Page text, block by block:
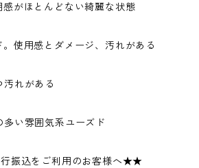
がほとんどない綺麗な状態
使用感とダメージ、汚れがある
れがある
い雰囲気系ユーズド
振込をご利用のお客様へ★★